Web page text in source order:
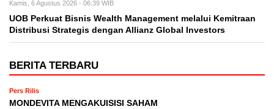
Kamis, 6 Agustus 2026 - 06:39 WIB
UOB Perkuat Bisnis Wealth Management melalui Kemitraan
Distribusi Strategis dengan Allianz Global Investors
BERITA TERBARU
Pers Rilis
MONDEVITA MENGAKUISISI SAHAM